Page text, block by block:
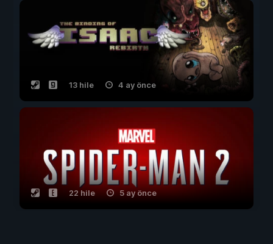
13 hile 4 ay önce
22 hile 5 ay önce